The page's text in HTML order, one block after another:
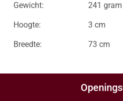
Gewicht: 241 gram
Hoogte: 3 cm
Breedte: 73 cm